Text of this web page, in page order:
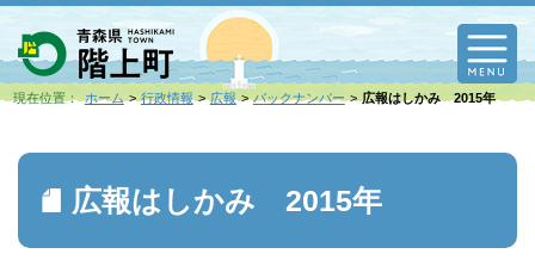
現在位置： ホーム 行政情報 広報 バックナンバー 広報はしかみ 2015年
広報はしかみ 2015年